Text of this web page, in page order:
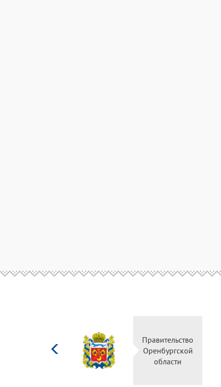
Правительство
Оренбургской
области